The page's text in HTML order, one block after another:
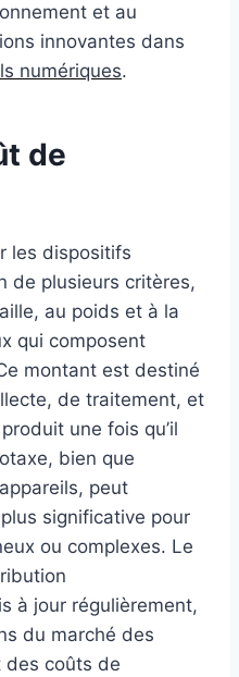
et au
innovantes dans
numériques.
de
les dispositifs
de plusieurs critères,
au poids et à la
qui composent
montant est destiné
de traitement, et
une fois qu’il
bien que
peut
significative pour
ou complexes. Le
à jour régulièrement,
du marché des
des coûts de